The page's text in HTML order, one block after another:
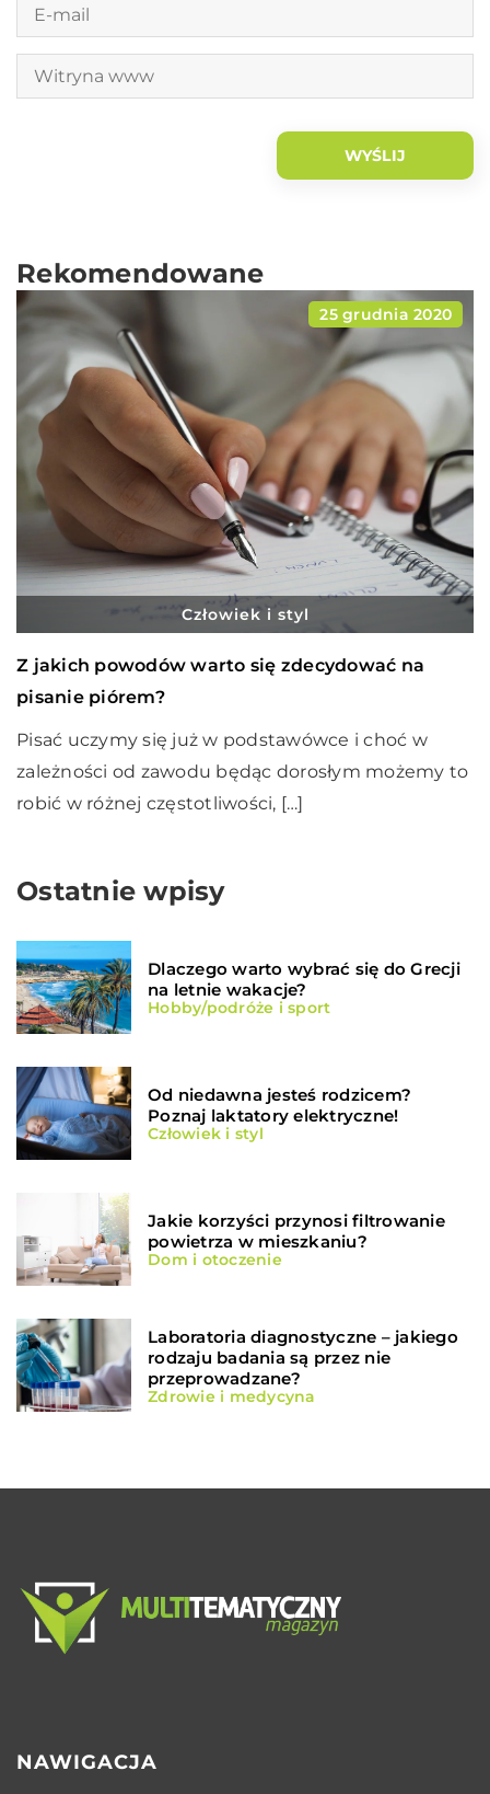
Rekomendowane
25 grudnia 2020
Człowiek i styl
Z jakich powodów warto się zdecydować na
pisanie piórem?
Pisać uczymy się już w podstawówce i choć w
zależności od zawodu będąc dorosłym możemy to
robić w różnej częstotliwości, […]
Ostatnie wpisy
Dlaczego warto wybrać się do Grecji
na letnie wakacje?
Hobby/podróże i sport
Od niedawna jesteś rodzicem?
Poznaj laktatory elektryczne!
Człowiek i styl
Jakie korzyści przynosi filtrowanie
powietrza w mieszkaniu?
Dom i otoczenie
Laboratoria diagnostyczne – jakiego
rodzaju badania są przez nie
przeprowadzane?
Zdrowie i medycyna
NAWIGACJA